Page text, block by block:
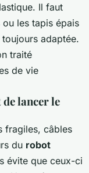
Il faut
ou les tapis épais
adaptée.
traité
de vie
lancer le
fragiles, câbles
du robot
évite que ceux-ci